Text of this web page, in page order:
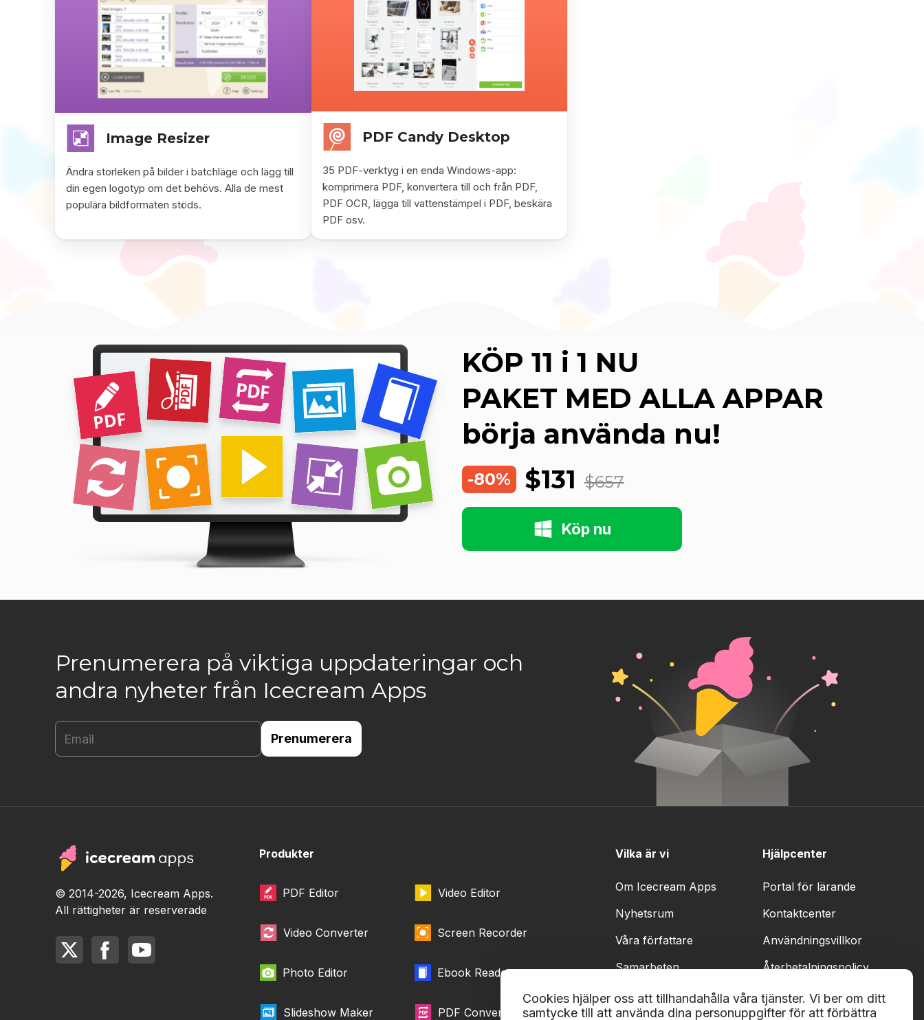
Cookies hjälper oss att tillhandahålla våra tjänster. Vi ber om ditt
samtycke till att använda dina personuppgifter för att förbättra
Image Resizer
Ändra storleken på bilder i batchläge och lägg till
din egen logotyp om det behövs. Alla de mest
populära bildformaten stöds.
PDF Candy Desktop
35 PDF-verktyg i en enda Windows-app:
komprimera PDF, konvertera till och från PDF,
PDF OCR, lägga till vattenstämpel i PDF, beskära
PDF osv.
KÖP 11 i 1 NU
PAKET MED ALLA APPAR
börja använda nu!
-80% $131 $657
Köp nu
Prenumerera på viktiga uppdateringar och
andra nyheter från Icecream Apps
© 2014-2026, Icecream Apps.
All rättigheter är reserverade
Produkter
PDF Editor Video Editor
Video Converter Screen Recorder
Photo Editor Ebook Reader
Slideshow Maker PDF Converter
Vilka är vi
Om Icecream Apps
Nyhetsrum
Våra författare
Samarbeten
Hjälpcenter
Portal för lärande
Kontaktcenter
Användningsvillkor
Återbetalningspolicy
Integritetspolicy